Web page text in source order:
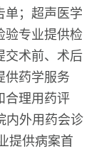
单；超声医学
验专业提供检
交术前、术后
供药学服务
合理用药评
内外用药会诊
提供病案首